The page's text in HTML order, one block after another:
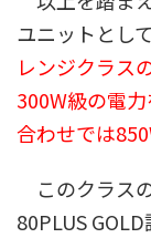
ユニットとし
レンジクラス
300W級の電
合わせでは
このクラス
80PLUS